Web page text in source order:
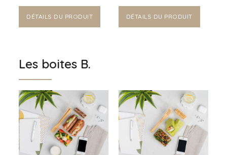
DÉTAILS DU PRODUIT DÉTAILS DU PRODUIT
Les boites B.